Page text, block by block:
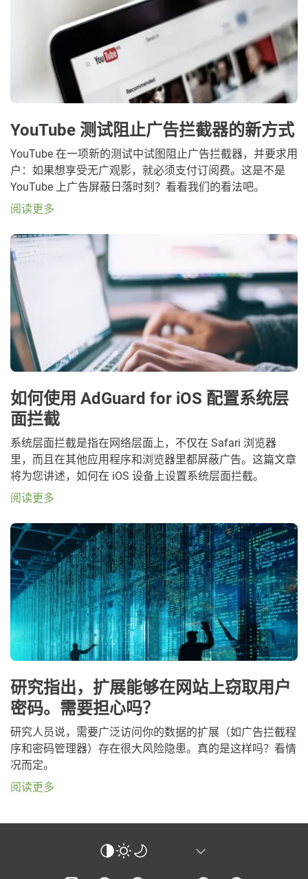
YouTube 测试阻止广告拦截器的新方式
YouTube 在一项新的测试中试图阻止广告拦截器，并要求用
户：如果想享受无广观影，就必须支付订阅费。这是不是
YouTube 上广告屏蔽日落时刻？看看我们的看法吧。
阅读更多
如何使用 AdGuard for iOS 配置系统层
面拦截
系统层面拦截是指在网络层面上，不仅在 Safari 浏览器
里，而且在其他应用程序和浏览器里都屏蔽广告。这篇文章
将为您讲述，如何在 iOS 设备上设置系统层面拦截。
阅读更多
研究指出，扩展能够在网站上窃取用户
密码。需要担心吗？
研究人员说，需要广泛访问你的数据的扩展（如广告拦截程
序和密码管理器）存在很大风险隐患。真的是这样吗？看情
况而定。
阅读更多